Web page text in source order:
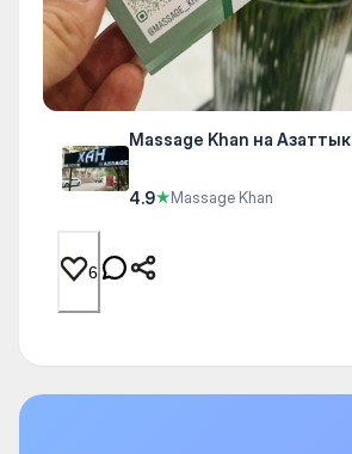
Massage Khan на Азаттык
4.9★Massage Khan
6